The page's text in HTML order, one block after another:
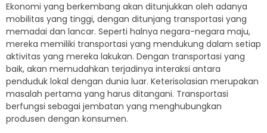
Ekonomi yang berkembang akan ditunjukkan oleh adanya
mobilitas yang tinggi, dengan ditunjang transportasi yang
memadai dan lancar. Seperti halnya negara-negara maju,
mereka memiliki transportasi yang mendukung dalam setiap
aktivitas yang mereka lakukan. Dengan transportasi yang
baik, akan memudahkan terjadinya interaksi antara
penduduk lokal dengan dunia luar. Keterisolasian merupakan
masalah pertama yang harus ditangani. Transportasi
berfungsi sebagai jembatan yang menghubungkan
produsen dengan konsumen.